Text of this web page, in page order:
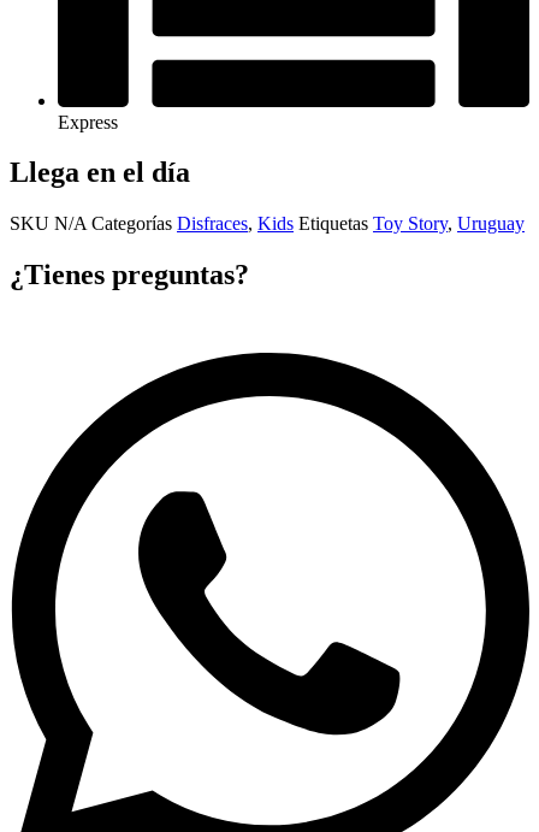
Express
Llega en el día
SKU N/A Categorías Disfraces, Kids Etiquetas Toy Story, Uruguay
¿Tienes preguntas?